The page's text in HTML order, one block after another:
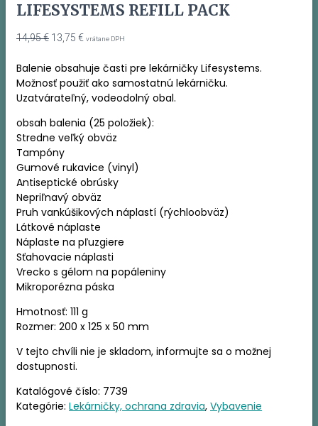
LIFESYSTEMS REFILL PACK
14,95€ Pôvodná
14,95 €.
13,75 €Aktuálna
13,75 €.
vrátane DPH
Balenie obsahuje časti pre lekárničky Lifesystems.
Možnosť použiť ako samostatnú lekárničku.
Uzatvárateľný, vodeodolný obal.
obsah balenia (25 položiek):
Stredne veľký obväz
Tampóny
Gumové rukavice (vinyl)
Antiseptické obrúsky
Nepriľnavý obväz
Pruh vankúšikových náplastí (rýchloobväz)
Látkové náplaste
Náplaste na pľuzgiere
Sťahovacie náplasti
Vrecko s gélom na popáleniny
Mikroporézna páska
Hmotnosť: 111 g
Rozmer: 200 x 125 x 50 mm
V tejto chvíli nie je skladom, informujte sa o možnej
dostupnosti.
Katalógové číslo: 7739
Kategórie: Lekárničky, ochrana zdravia, Vybavenie